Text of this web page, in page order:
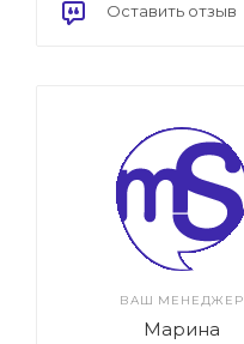
Оставить отзыв
ВАШ МЕНЕДЖЕР
Марина